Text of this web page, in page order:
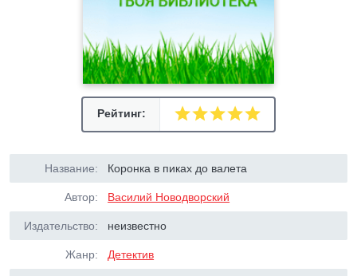
Рейтинг:
Название: Коронка в пиках до валета
Автор: Василий Новодворский
Издательство: неизвестно
Жанр: Детектив